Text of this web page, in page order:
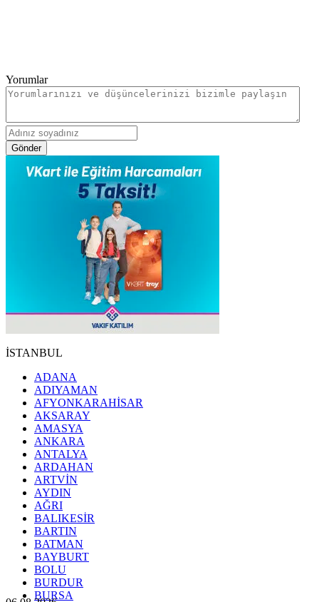
Yorumlar
Gönder
İSTANBUL
ADANA
ADIYAMAN
AFYONKARAHİSAR
AKSARAY
AMASYA
ANKARA
ANTALYA
ARDAHAN
ARTVİN
AYDIN
AĞRI
BALIKESİR
BARTIN
BATMAN
BAYBURT
BOLU
BURDUR
BURSA